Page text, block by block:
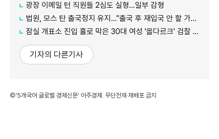
광장 이메일 턴 직원들 2심도 실형…일부 감형
법원, 모스 탄 출국정지 유지…"출국 후 재입국 안 할 가능성"
잠실 개표소 진입 홀로 막은 30대 여성 '올다르크' 검찰 송치
기자의 다른기사
©'5개국어 글로벌 경제신문' 아주경제. 무단전재·재배포 금지